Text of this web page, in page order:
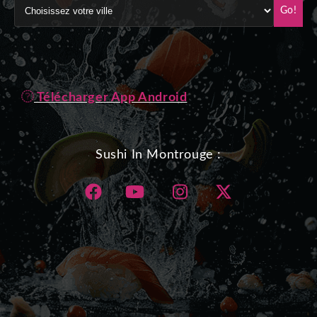
Go!
Télécharger App Android
Sushi In Montrouge :